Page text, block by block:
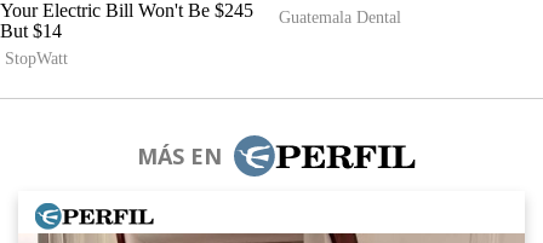
MÁS EN